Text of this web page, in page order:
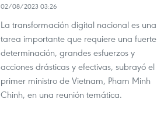
02/08/2023 03:26
La transformación digital nacional es una
tarea importante que requiere una fuerte
determinación, grandes esfuerzos y
acciones drásticas y efectivas, subrayó el
primer ministro de Vietnam, Pham Minh
Chinh, en una reunión temática.